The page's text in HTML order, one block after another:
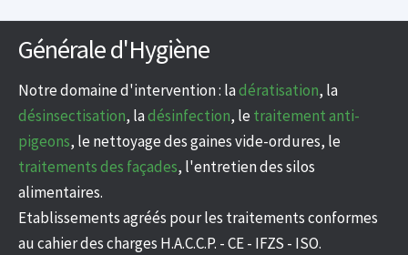
Générale d'Hygiène
Notre domaine d'intervention : ladératisation, la
désinsectisation, ladésinfection, le traitement anti-
pigeons, le nettoyage des gaines vide-ordures, le
traitements des façades, l'entretien des silos
alimentaires.
Etablissements agréés pour les traitements conformes
au cahier des charges H.A.C.C.P. - CE - IFZS - ISO.